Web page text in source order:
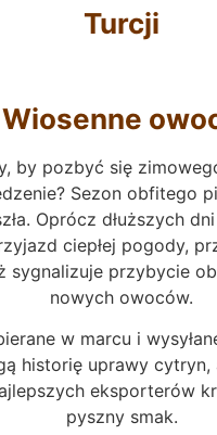
Turcji
Wiosenne
by pozbyć się
Sezon obfitego
Oprócz dłuższych
ciepłej pogody,
sygnalizuje przybycie
nowych owoców.
w marcu i
historię uprawy
eksporterów
pyszny smak.